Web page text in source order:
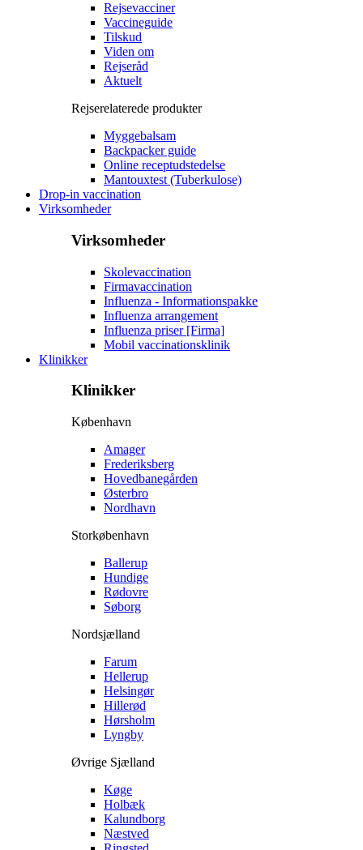
Rejsevacciner
Vaccineguide
Tilskud
Viden om
Rejseråd
Aktuelt
Rejserelaterede produkter
Myggebalsam
Backpacker guide
Online receptudstedelse
Mantouxtest (Tuberkulose)
Drop-in vaccination
Virksomheder
Virksomheder
Skolevaccination
Firmavaccination
Influenza - Informationspakke
Influenza arrangement
Influenza priser [Firma]
Mobil vaccinationsklinik
Klinikker
Klinikker
København
Amager
Frederiksberg
Hovedbanegården
Østerbro
Nordhavn
Storkøbenhavn
Ballerup
Hundige
Rødovre
Søborg
Nordsjælland
Farum
Hellerup
Helsingør
Hillerød
Hørsholm
Lyngby
Øvrige Sjælland
Køge
Holbæk
Kalundborg
Næstved